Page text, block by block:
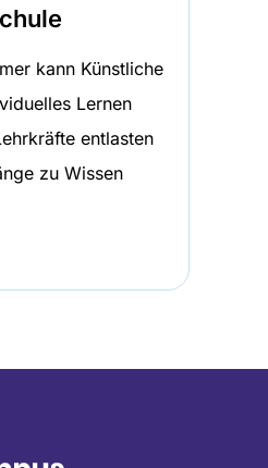
kann Künstliche
Lernen
entlasten
zu Wissen